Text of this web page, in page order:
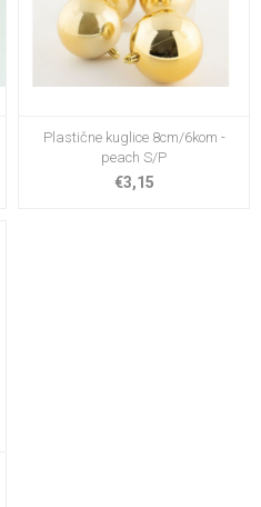
Plastične kuglice 8cm/6kom -
peach S/P
€3,15